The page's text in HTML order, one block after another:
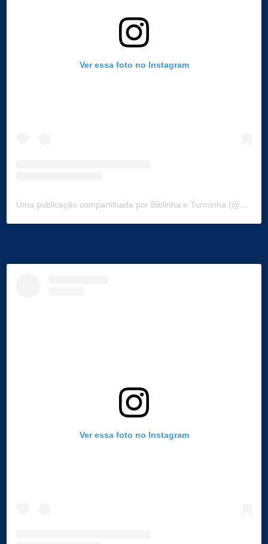
Ver essa foto no Instagram
Uma publicação compartilhada por Biblinha e Turminha (@biblinhaeturminha)
Ver essa foto no Instagram